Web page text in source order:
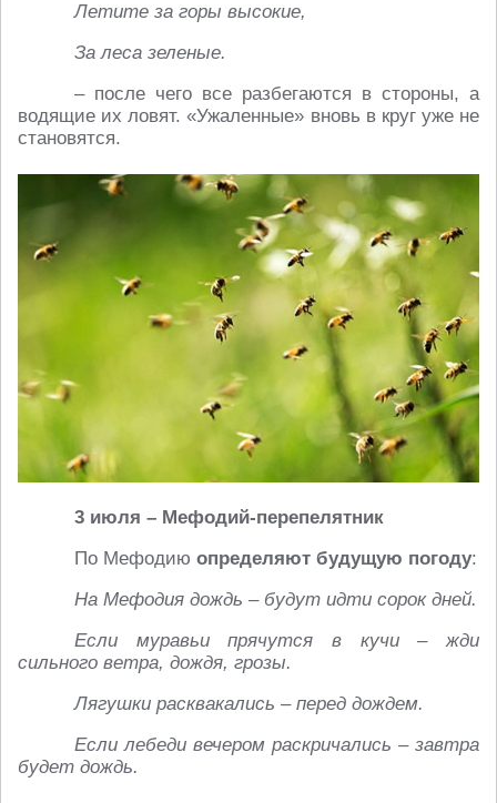
Летите за горы высокие,
За леса зеленые.
– после чего все разбегаются в стороны, а
водящие их ловят. «Ужаленные» вновь в круг уже не
становятся.
3 июля – Мефодий-перепелятник
По Мефодию определяют будущую погоду:
На Мефодия дождь – будут идти сорок дней.
Если муравьи прячутся в кучи – жди
сильного ветра, дождя, грозы.
Лягушки расквакались – перед дождем.
Если лебеди вечером раскричались – завтра
будет дождь.